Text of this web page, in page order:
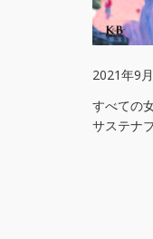
2021年9
すべての
サステナ